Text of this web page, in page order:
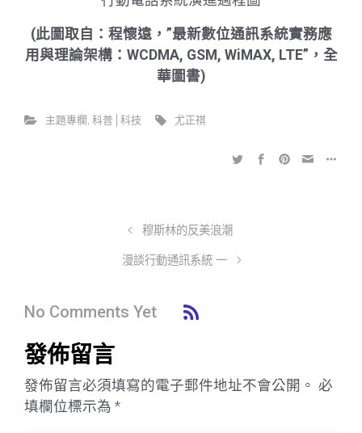
(此圖取自：程懷遠，”最新數位通訊系統實務應
用與理論架構：WCDMA, GSM, WiMAX, LTE”，全
華圖書)
主題專欄 科普│科技 尤正祺
穆斯林的反美浪潮
漫談行動通訊系統 一
No Comments Yet
發佈留言
發佈留言必須填寫的電子郵件地址不會公開。 必
填欄位標示為 *